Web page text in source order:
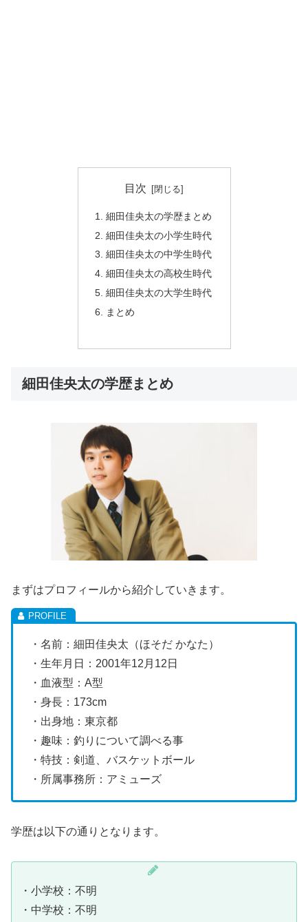
目次
細田佳央太の学歴まとめ
細田佳央太の小学生時代
細田佳央太の中学生時代
細田佳央太の高校生時代
細田佳央太の大学生時代
まとめ
細田佳央太の学歴まとめ
まずはプロフィールから紹介していきます。
・名前：細田佳央太（ほそだ かなた）
・生年月日：2001年12月12日
・血液型：A型
・身長：173cm
・出身地：東京都
・趣味：釣りについて調べる事
・特技：剣道、バスケットボール
・所属事務所：アミューズ
学歴は以下の通りとなります。
・小学校：不明
・中学校：不明